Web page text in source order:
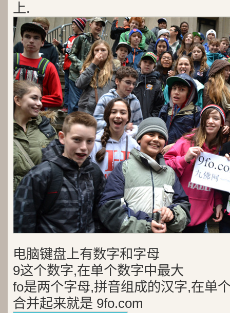
上.
电脑键盘上有数字和字母
9这个数字,在单个数字中最大
fo是两个字母,拼音组成的汉字,在单
合并起来就是 9fo.com